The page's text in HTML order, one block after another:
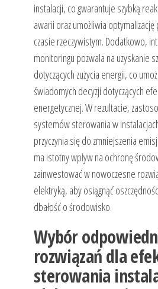
instalacji, co gwarantuje szybką
awarii oraz umożliwia
czasie rzeczywistym. Dodatkowo,
monitoringu pozwala na uzyskanie
dotyczących zużycia energii, co
świadomych decyzji dotyczących
energetycznej. W rezultacie,
systemów sterowania w
przyczynia się do zmniejszenia
ma istotny wpływ na ochronę
zainwestować w nowoczesne
elektryką, aby osiągnąć
dbałość o środowisko.
Wybór
rozwiązań dla
sterowania